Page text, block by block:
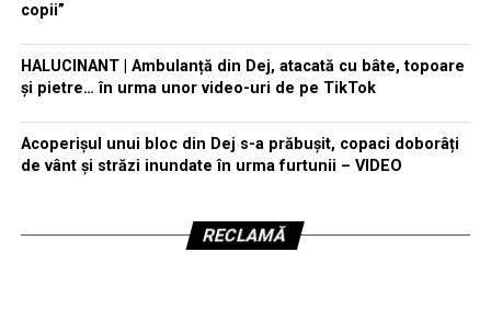
copii”
HALUCINANT | Ambulanță din Dej, atacată cu bâte, topoare
și pietre… în urma unor video-uri de pe TikTok
Acoperișul unui bloc din Dej s-a prăbușit, copaci doborâți
de vânt și străzi inundate în urma furtunii – VIDEO
RECLAMĂ